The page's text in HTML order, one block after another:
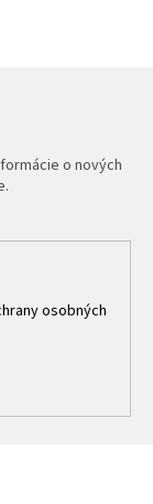
o nových
osobných